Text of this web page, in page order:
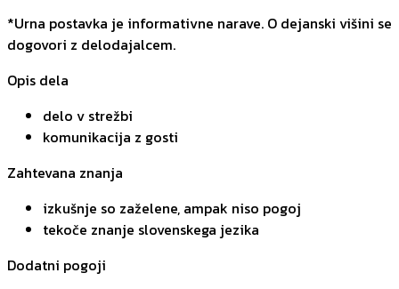
*Urna postavka je informativne narave. O dejanski višini se
dogovori z delodajalcem.
Opis dela
delo v strežbi
komunikacija z gosti
Zahtevana znanja
izkušnje so zaželene, ampak niso pogoj
tekoče znanje slovenskega jezika
Dodatni pogoji